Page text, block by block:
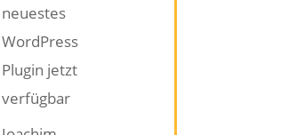
neuestes
WordPress
Plugin jetzt
verfügbar